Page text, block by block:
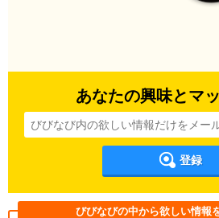
あなたの興味とマ
登録
びびなびの中から欲しい情報